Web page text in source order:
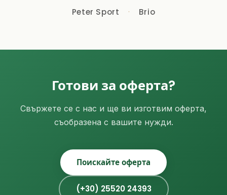
Peter Sport
Brio
Готови за оферта?
Свържете се с нас и ще ви изготвим оферта,
съобразена с вашите нужди.
Поискайте оферта
(+30) 25520 24393